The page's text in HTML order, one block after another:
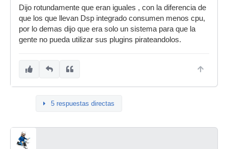
Dijo rotundamente que eran iguales , con la diferencia de
que los que llevan Dsp integrado consumen menos cpu,
por lo demas dijo que era solo un sistema para que la
gente no pueda utilizar sus plugins pirateandolos.
5 respuestas directas